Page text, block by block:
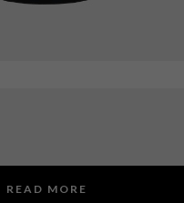
READ MORE